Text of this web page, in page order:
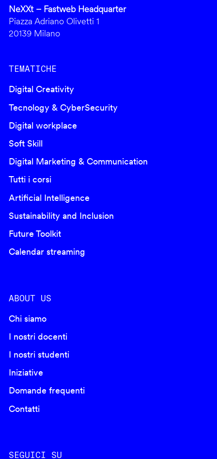
NeXXt – Fastweb Headquarter
Piazza Adriano Olivetti 1
20139 Milano
TEMATICHE
Digital Creativity
Tecnology & CyberSecurity
Digital workplace
Soft Skill
Digital Marketing & Communication
Tutti i corsi
Artificial Intelligence
Sustainability and Inclusion
Future Toolkit
Calendar streaming
ABOUT US
Chi siamo
I nostri docenti
I nostri studenti
Iniziative
Domande frequenti
Contatti
SEGUICI SU